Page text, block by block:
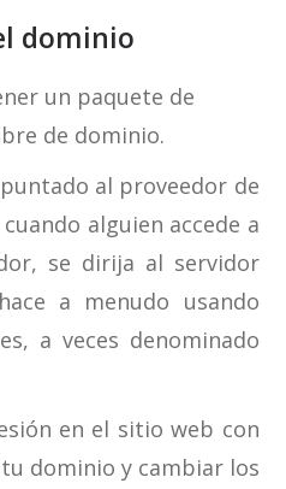
dominio
un paquete de
de dominio.
al proveedor de
alguien accede a
se dirija al servidor
a menudo usando
a veces denominado
en el sitio web con
dominio y cambiar los